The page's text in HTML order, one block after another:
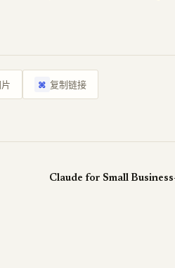
⌘ 复制链接